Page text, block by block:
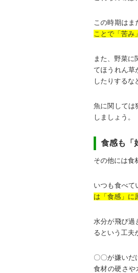
この時期はま
ことで「苦み
また、野菜に
てほうれん草
したりするな
魚に関しては
しましょう。
食感も「
その他には食
いつも食べて
は「食感」に
水分が飛び過
るという工夫
〇〇が嫌いだ
食材の硬さや